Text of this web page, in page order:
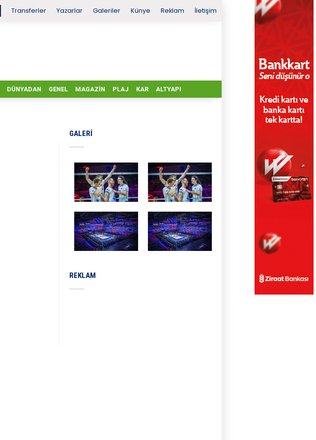
Transferler Yazarlar Galeriler Künye Reklam İletişim
DÜNYADAN GENEL MAGAZIN PLAJ KAR ALTYAPI
GALERI
REKLAM